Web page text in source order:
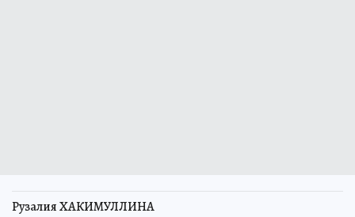
Рузалия ХАКИМУЛЛИНА